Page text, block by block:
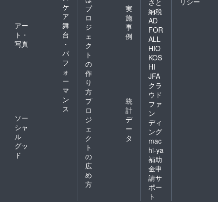
ケ
ア
アー
ト・
写真
舞
台
・
パ
フ
ォ
ー
マ
ン
ス
ソー
シャ
ル
グッ
ド
プ
ロ
ジ
ェ
ク
ト
の
作
り
方
実
施
事
例
プ
ロ
ジ
ェ
ク
ト
の
広
め
方
統
計
デ
ー
タ
さと
納税
AD
FOR
ALL
HIO
KOS
HI
JFA
クラ
ウド
ファ
ン
ディ
ング
mac
hi-ya
補助
金申
請サ
ポー
ト